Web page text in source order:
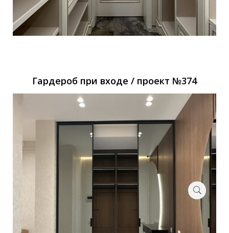
Гардероб при входе / проект №374